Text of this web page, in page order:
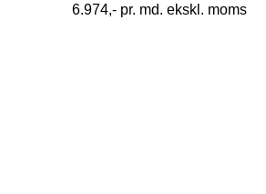
6.974,- pr. md. ekskl. moms